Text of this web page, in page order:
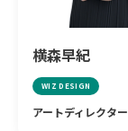
横森早紀
WIZ DESIGN
アートディレクター